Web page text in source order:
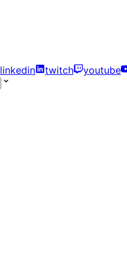
linkedin twitch youtube